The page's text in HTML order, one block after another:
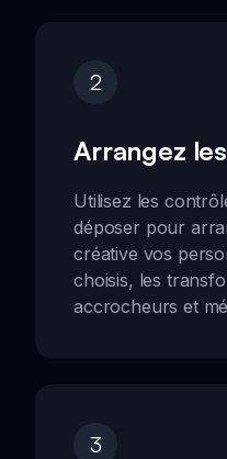
2
Arrangez
Utilisez les
déposer pour
créative vos
choisis, les
accrocheurs et
3